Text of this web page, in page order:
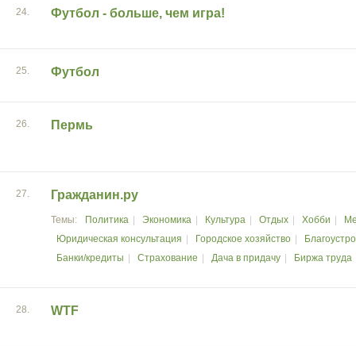
24. Футбол - больше, чем игра!
25. Футбол
26. Пермь
27. Гражданин.ру
Политика Экономика Культура Отдых Хобби
Юридическая консультация
Городское хозяйство
Банки/кредиты
Страхование Дача в придачу Биржа труда
28. WTF